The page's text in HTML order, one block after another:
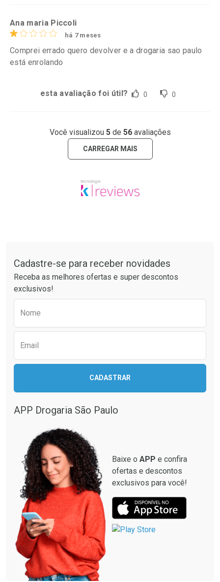
Ana maria Piccoli
há 7 meses
Comprei errado quero devolver e a drogaria sao paulo
está enrolando
esta avaliação foi útil? 0 0
Você visualizou 5de 56avaliações
CARREGAR MAIS
Cadastre-se para receber novidades
Receba as melhores ofertas e super descontos
exclusivos!
Nome
Email
CADASTRAR
APP Drogaria São Paulo
Baixe o APP e confira
ofertas e descontos
exclusivos para você!